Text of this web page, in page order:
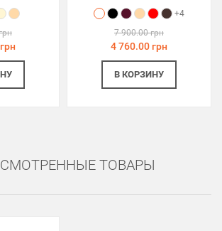
+4
7 900.00 грн
4 760.00 грн
В КОРЗИНУ
ТОВАРЫ